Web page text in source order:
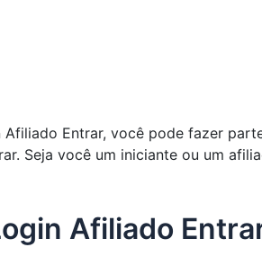
Entrar, você pode fazer
Seja você um iniciante ou um
Afiliado